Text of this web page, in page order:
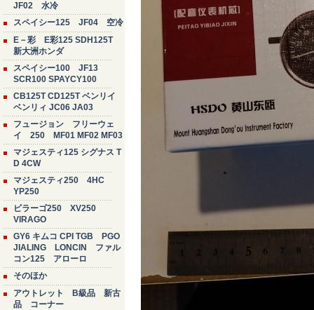
JF02 水冷
スペイシー125 JF04 空冷
E－彩 E彩125 SDH125T
新大洲ホンダ
スペイシー100 JF13
SCR100 SPAYCY100
CB125T CD125T ベンリイ
ベンリィ JC06 JA03
フュージョン フリーウェ
イ 250 MF01 MF02 MF03
マジェスティ125 シグナス T
D 4CW
マジェスティ250 4HC
YP250
ビラーゴ250 XV250
VIRAGO
GY6 キムコ CPI TGB PGO
JIALING LONCIN ファル
コン125 アローロ
そのほか
アウトレット B級品 新古
品 コーナー